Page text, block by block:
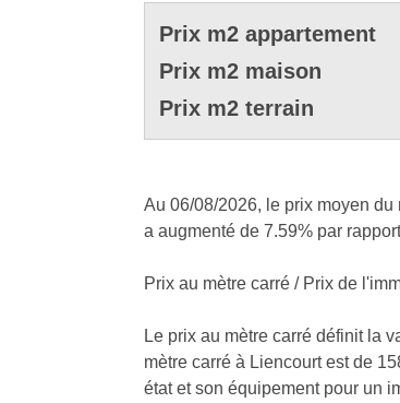
Prix m2 appartement
Prix m2 maison
Prix m2 terrain
Au 06/08/2026, le prix moyen
a augmenté de 7.59% par
Prix au mètre carré / Prix de
Le prix au mètre carré définit la
mètre carré à Liencourt est de
état et son équipement pour un